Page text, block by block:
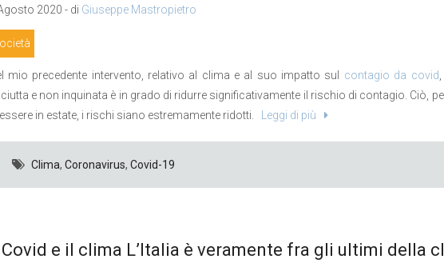
2020 - di Giuseppe Mastropietro
mio precedente intervento, relativo al clima e al suo impatto sul contagio da covid
e non inquinata è in grado di ridurre significativamente il rischio di contagio. Ciò,
in estate, i rischi siano estremamente ridotti.
Leggi di più
Clima, Coronavirus, Covid-19
e il clima L’Italia è veramente fra gli ultimi della